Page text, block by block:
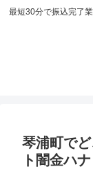
最短30分で振込完了
琴浦町で
ト闇金ハ